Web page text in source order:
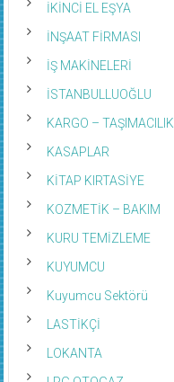
İKİNCİ EL EŞYA
İNŞAAT FİRMASI
İŞ MAKİNELERİ
İSTANBULLUOĞLU
KARGO – TAŞIMACILIK
KASAPLAR
KİTAP KIRTASİYE
KOZMETİK – BAKIM
KURU TEMİZLEME
KUYUMCU
Kuyumcu Sektörü
LASTİKÇİ
LOKANTA